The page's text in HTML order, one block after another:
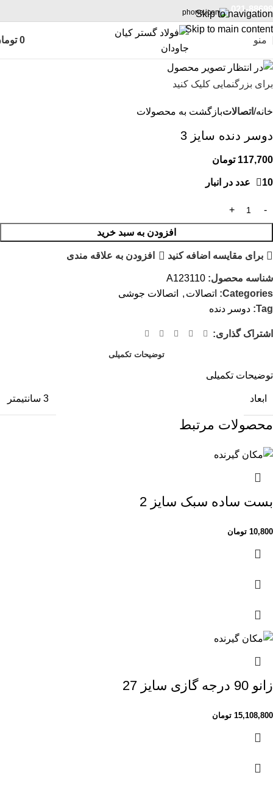
Skip to navigation
Skip to main content
021-88699
منو 0
برای بزرگنمایی کلیک کنید
خانه اتصالاتبازگشت به محصولات
دوسر دنده سایز 3
117,700 تومان
10 عدد در انبار
افزودن به سبد خرید
برای مقایسه اضافه کنید افزودن به علاقه مندی
شناسه محصول: A123110
Categories:
اتصالات ,
اتصالات جوشی
Tag: دوسر دنده
اشتراک گذاری:
توضیحات تکمیلی
توضیحات تکمیلی
ابعاد 3 سانتیمتر
محصولات مرتبط
بست ساده سبک سایز 2
10,800 تومان
زانو 90 درجه گازی سایز 27
15,108,800 تومان